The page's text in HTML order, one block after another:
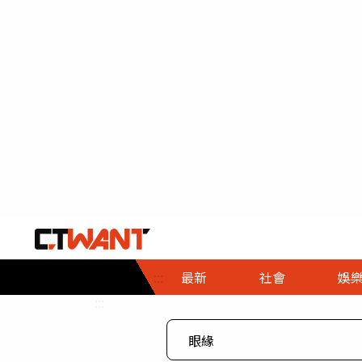
::: 最新 社會
社會首頁
時事
娛樂
娛樂首頁
即時
專題
財經首頁
熱線
３Ｃ
政